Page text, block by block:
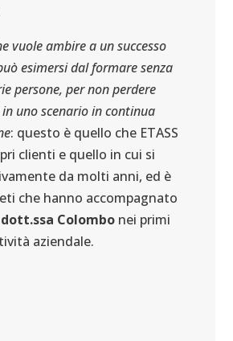
vuole ambire a un successo
esimersi dal formare senza
persone, per non perdere
uno scenario in continua
: questo è quello che ETASS
clienti e quello in cui si
da molti anni, ed è
che hanno accompagnato
dott.ssa Colombonei primi
aziendale.